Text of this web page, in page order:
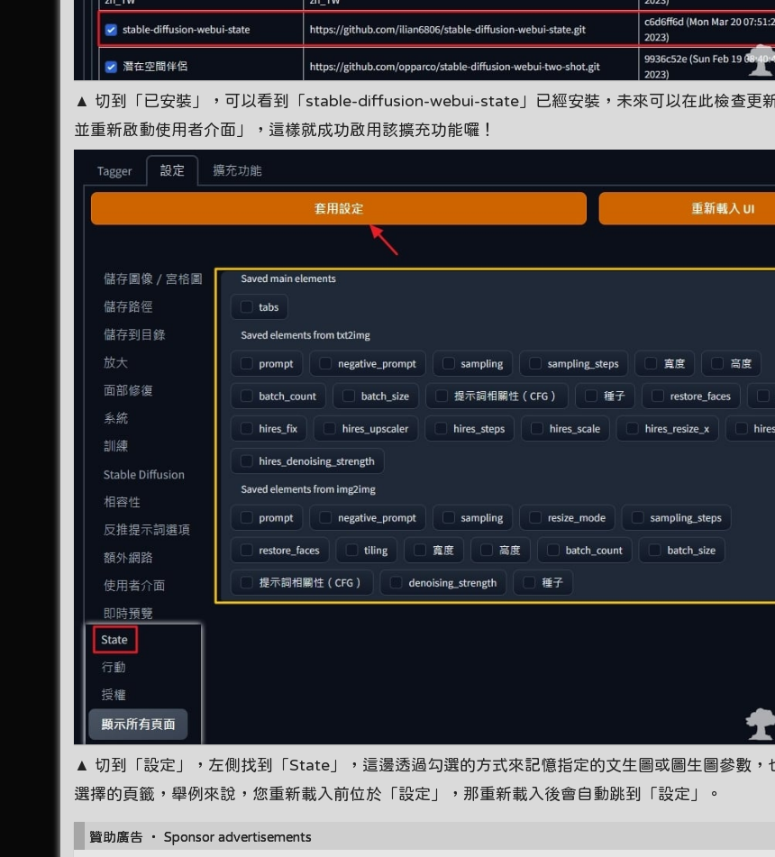
▲ 切到「已安裝」，可以看到「stable-diffusion-webui-state」已經安裝，未來可以在此檢查更
並重新啟動使用者介面」，這樣就成功啟用該擴充功能囉！
▲ 切到「設定」，左側找到「State」，這邊透過勾選的方式來記憶指定的文生圖或圖生圖參數，
選擇的頁籤，舉例來說，您重新載入前位於「設定」，那重新載入後會自動跳到「設定」。
贊助廣告 ‧ Sponsor advertisements